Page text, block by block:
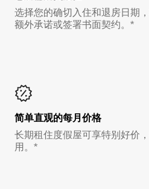
选择您的确切入住和退房日期
额外承诺或签署书面契约。*
简单直观的每月价格
长期租住度假屋可享特别好价
用。*